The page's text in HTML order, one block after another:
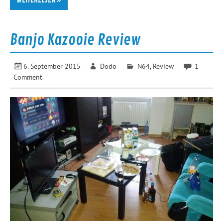
Banjo Kazooie Review
6. September 2015 Dodo N64, Review
1
Comment